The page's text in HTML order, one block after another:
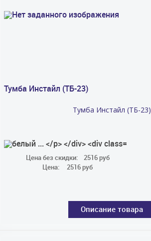
Тумба Инстайл (ТБ-23)
Тумба Инстайл (ТБ-23)
Цена без скидки:
2516 руб
Цена:
2516 руб
Описание товара